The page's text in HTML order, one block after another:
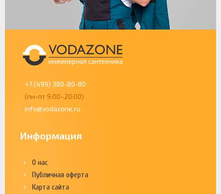
+7 (499) 380-80-80
(пн-пт 9:00–20:00)
info@vodazone.ru
Информация
О нас
Публичная оферта
Карта сайта